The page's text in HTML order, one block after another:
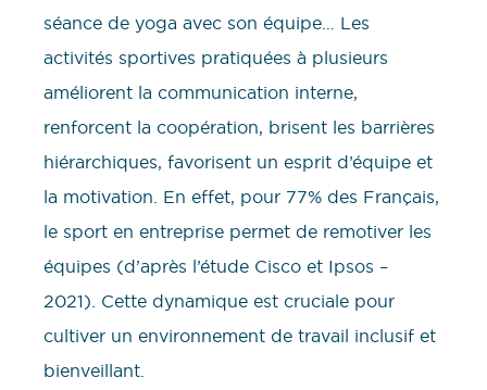
séance de yoga avec son équipe… Les
activités sportives pratiquées à plusieurs
améliorent la communication interne,
renforcent la coopération, brisent les barrières
hiérarchiques, favorisent un esprit d’équipe et
la motivation. En effet, pour 77% des Français,
le sport en entreprise permet de remotiver les
équipes (d’après l’étude Cisco et Ipsos –
2021). Cette dynamique est cruciale pour
cultiver un environnement de travail inclusif et
bienveillant.